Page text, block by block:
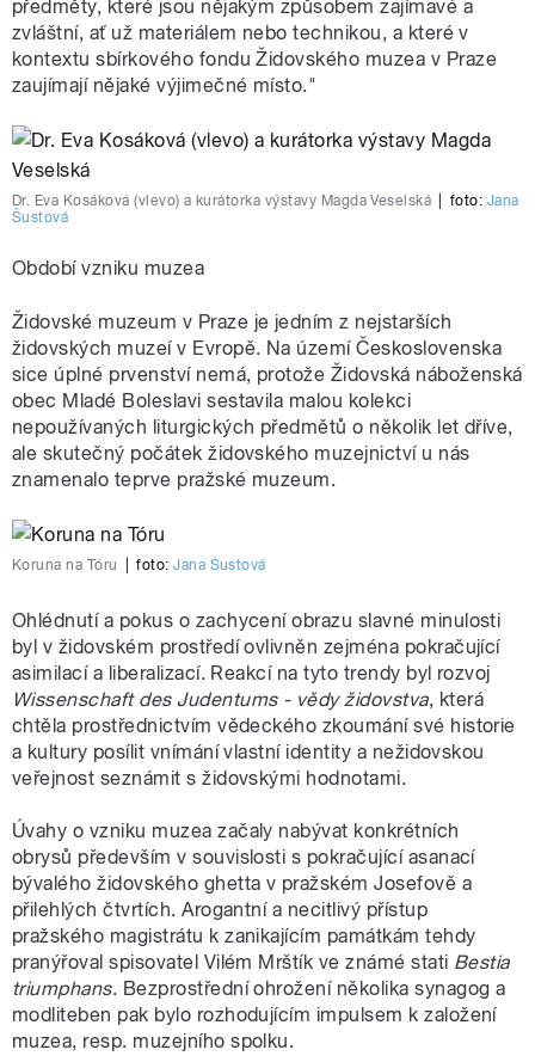
předměty, které jsou nějakým způsobem zajímavé a
zvláštní, ať už materiálem nebo technikou, a které v
kontextu sbírkového fondu Židovského muzea v Praze
zaujímají nějaké výjimečné místo."
Dr. Eva Kosáková (vlevo) a kurátorka výstavy Magda Veselská foto: Jana
Šustová
Období vzniku muzea
Židovské muzeum v Praze je jedním z nejstarších
židovských muzeí v Evropě. Na území Československa
sice úplné prvenství nemá, protože Židovská náboženská
obec Mladé Boleslavi sestavila malou kolekci
nepoužívaných liturgických předmětů o několik let dříve,
ale skutečný počátek židovského muzejnictví u nás
znamenalo teprve pražské muzeum.
Koruna na Tóru foto:Jana Šustová
Ohlédnutí a pokus o zachycení obrazu slavné minulosti
byl v židovském prostředí ovlivněn zejména pokračující
asimilací a liberalizací. Reakcí na tyto trendy byl rozvoj
Wissenschaft des Judentums - vědy židovstva, která
chtěla prostřednictvím vědeckého zkoumání své historie
a kultury posílit vnímání vlastní identity a nežidovskou
veřejnost seznámit s židovskými hodnotami.
Úvahy o vzniku muzea začaly nabývat konkrétních
obrysů především v souvislosti s pokračující asanací
bývalého židovského ghetta v pražském Josefově a
přilehlých čtvrtích. Arogantní a necitlivý přístup
pražského magistrátu k zanikajícím památkám tehdy
pranýřoval spisovatel Vilém Mrštík ve známé stati Bestia
triumphans. Bezprostřední ohrožení několika synagog a
modliteben pak bylo rozhodujícím impulsem k založení
muzea, resp. muzejního spolku.